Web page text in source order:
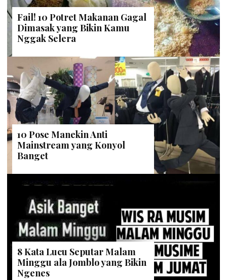
Fail! 10 Potret Makanan Gagal
Dimasak yang Bikin Kamu
Nggak Selera
10 Pose Manekin Anti
Mainstream yang Konyol
Banget
8 Kata Lucu Seputar Malam
Minggu ala Jomblo yang Bikin
Ngenes